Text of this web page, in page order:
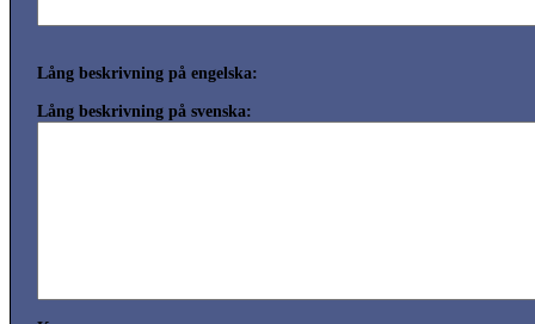
Lång beskrivning på engelska:
Lång beskrivning på svenska: